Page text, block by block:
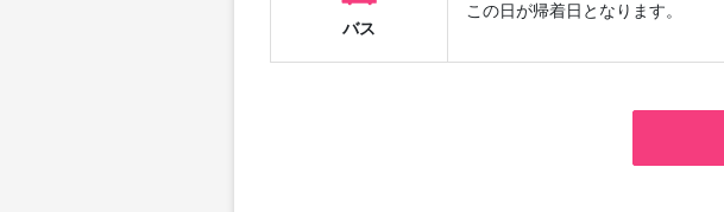
バス
この日が帰着日となります。